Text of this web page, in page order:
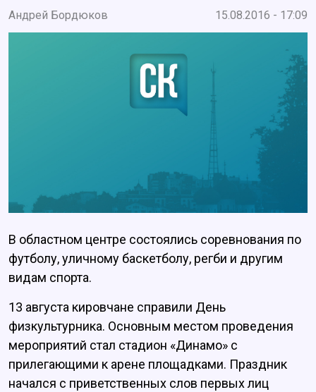
Андрей Бордюков 15.08.2016 - 17:09
В областном центре состоялись соревнования по
футболу, уличному баскетболу, регби и другим
видам спорта.
13 августа кировчане справили День
физкультурника. Основным местом проведения
мероприятий стал стадион «Динамо» с
прилегающими к арене площадками. Праздник
начался с приветственных слов первых лиц